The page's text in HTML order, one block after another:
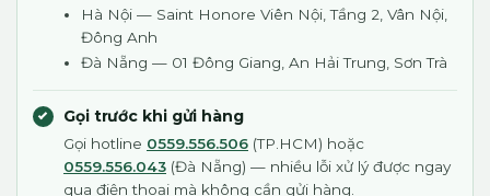
Hà Nội — Saint Honore Viên Nội, Tầng 2, Vân Nội,
Đông Anh
Đà Nẵng — 01 Đông Giang, An Hải Trung, Sơn Trà
Gọi trước khi gửi hàng
Gọi hotline 0559.556.506 (TP.HCM) hoặc
0559.556.043 (Đà Nẵng) — nhiều lỗi xử lý được ngay
qua điện thoại mà không cần gửi hàng.